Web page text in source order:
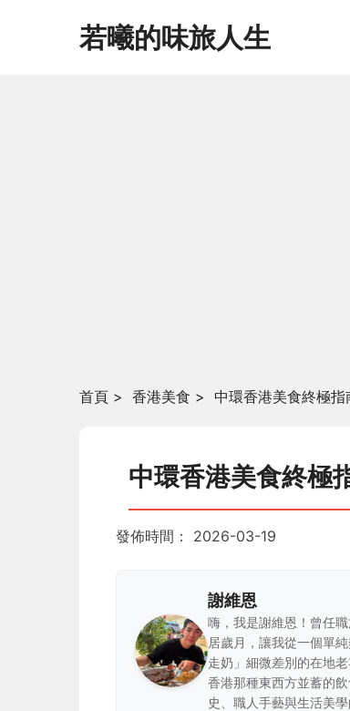
若曦的味旅人生
首頁 > 香港美食 > 中環香港美食終極
中環香港美食終極
發佈時間： 2026-03-19
謝維恩
嗨，我是謝維恩！曾任
居歲月，讓我從一個單
走奶」細微差別的在地
香港那種東西方並蓄的
史、職人手藝與生活美學